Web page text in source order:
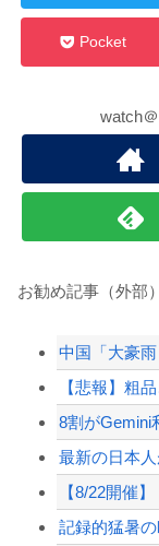
Pocket
watch
お勧め記事（外部）
8割がGemini